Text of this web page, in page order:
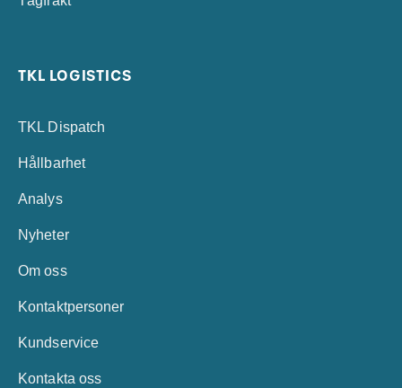
TKL LOGISTICS
TKL Dispatch
Hållbarhet
Analys
Nyheter
Om oss
Kontaktpersoner
Kundservice
Kontakta oss